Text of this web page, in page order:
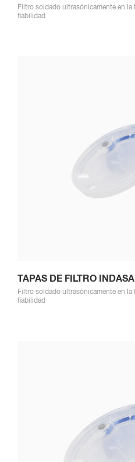
Filtro soldado ultrasónicamente en la
fiabilidad
TAPAS DE FILTRO
Filtro soldado ultrasónicamente en la
fiabilidad